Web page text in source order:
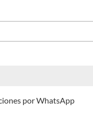
por WhatsApp